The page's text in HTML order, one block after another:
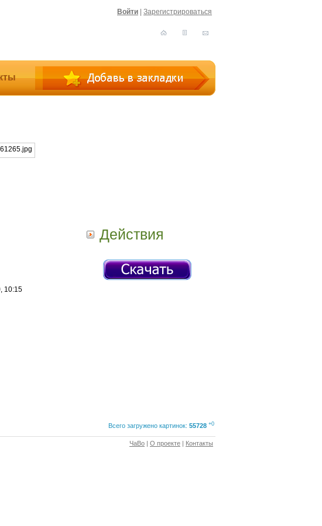
Войти Зарегистрироваться
10:15
Действия
Всего загружено картинок: 55728 +0
ЧаВо | О проекте | Контакты